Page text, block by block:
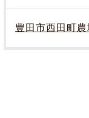
豊田市西田町